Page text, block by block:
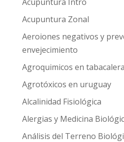
Acupuntura Zonal
Aeroiones negativos y
envejecimiento
Agroquimicos en
Agrotóxicos en uruguay
Alcalinidad Fisiológica
Alergias y Medicina
Análisis del Terreno